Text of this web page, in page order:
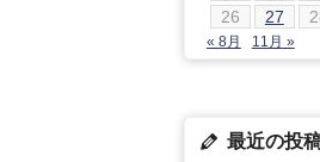
26
27
« 8月 11月 »
最近の投